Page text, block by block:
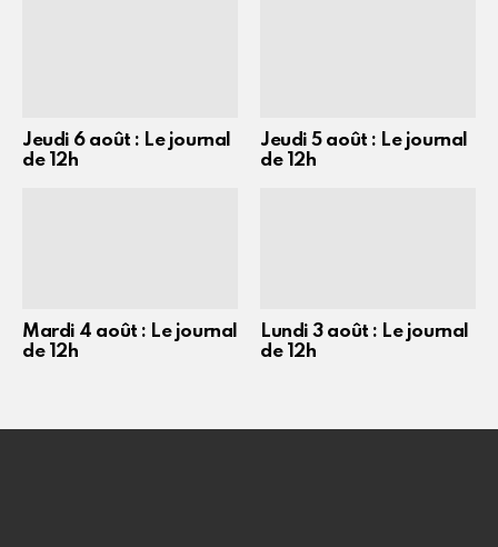
Jeudi 6 août : Le journal
de 12h
Jeudi 5 août : Le journal
de 12h
Mardi 4 août : Le journal
de 12h
Lundi 3 août : Le journal
de 12h